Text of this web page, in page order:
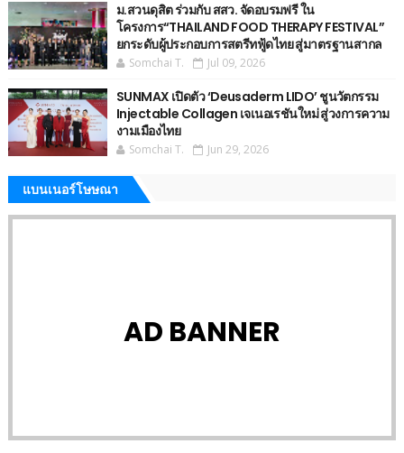
ม.สวนดุสิต ร่วมกับ สสว. จัดอบรมฟรี ใน
โครงการ“THAILAND FOOD THERAPY FESTIVAL”
ยกระดับผู้ประกอบการสตรีทฟู้ดไทย สู่มาตรฐานสากล
Somchai T. Jul 09, 2026
SUNMAX เปิดตัว ‘Deusaderm LIDO’ ชูนวัตกรรม
Injectable Collagen เจเนอเรชันใหม่ สู่วงการความ
งามเมืองไทย
Somchai T. Jun 29, 2026
แบนเนอร์โษษณา
AD BANNER